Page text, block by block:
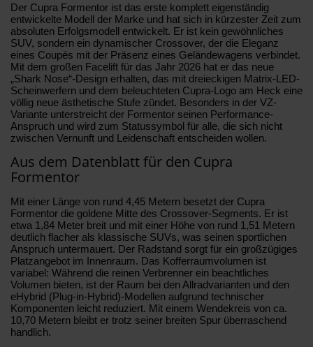
Der Cupra Formentor ist das erste komplett eigenständig
entwickelte Modell der Marke und hat sich in kürzester Zeit zum
absoluten Erfolgsmodell entwickelt. Er ist kein gewöhnliches
SUV, sondern ein dynamischer Crossover, der die Eleganz
eines Coupés mit der Präsenz eines Geländewagens verbindet.
Mit dem großen Facelift für das Jahr 2026 hat er das neue
„Shark Nose“-Design erhalten, das mit dreieckigen Matrix-LED-
Scheinwerfern und dem beleuchteten Cupra-Logo am Heck eine
völlig neue ästhetische Stufe zündet. Besonders in der VZ-
Variante unterstreicht der Formentor seinen Performance-
Anspruch und wird zum Statussymbol für alle, die sich nicht
zwischen Vernunft und Leidenschaft entscheiden wollen.
Aus dem Datenblatt für den Cupra
Formentor
Mit einer Länge von rund 4,45 Metern besetzt der Cupra
Formentor die goldene Mitte des Crossover-Segments. Er ist
etwa 1,84 Meter breit und mit einer Höhe von rund 1,51 Metern
deutlich flacher als klassische SUVs, was seinen sportlichen
Anspruch untermauert. Der Radstand sorgt für ein großzügiges
Platzangebot im Innenraum. Das Kofferraumvolumen ist
variabel: Während die reinen Verbrenner ein beachtliches
Volumen bieten, ist der Raum bei den Allradvarianten und den
eHybrid (Plug-in-Hybrid)-Modellen aufgrund technischer
Komponenten leicht reduziert. Mit einem Wendekreis von ca.
10,70 Metern bleibt er trotz seiner breiten Spur überraschend
handlich.